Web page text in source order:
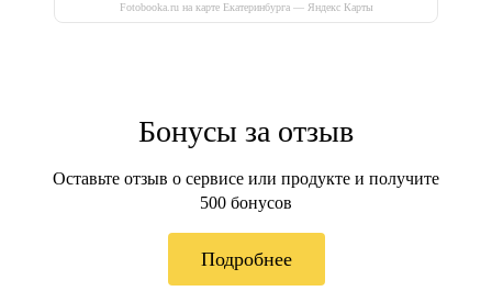
Fotobooka.ru на карте Екатеринбурга — Яндекс Карты
Бонусы за отзыв
Оставьте отзыв о сервисе или продукте и получите
500 бонусов
Подробнее